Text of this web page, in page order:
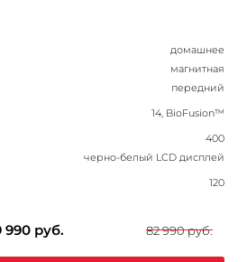
домашнее
магнитная
передний
14, BioFusion™
400
черно-белый LCD дисплей
120
990 руб. 82 990 руб.